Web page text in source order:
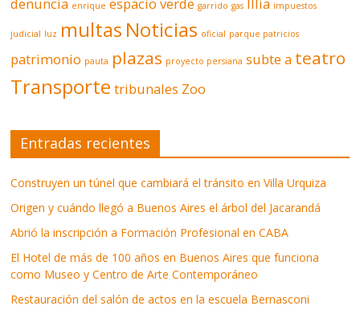
denuncia enrique espacio verde garrido gas Illia impuestos
judicial luz multas Noticias oficial parque patricios
patrimonio pauta plazas proyecto persiana subte a teatro
Transporte tribunales Zoo
Entradas recientes
Construyen un túnel que cambiará el tránsito en Villa Urquiza
Origen y cuándo llegó a Buenos Aires el árbol del Jacarandá
Abrió la inscripción a Formación Profesional en CABA
El Hotel de más de 100 años en Buenos Aires que funciona
como Museo y Centro de Arte Contemporáneo
Restauración del salón de actos en la escuela Bernasconi